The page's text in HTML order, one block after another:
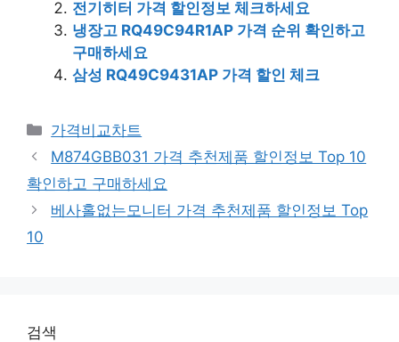
전기히터 가격 할인정보 체크하세요
냉장고 RQ49C94R1AP 가격 순위 확인하고
구매하세요
삼성 RQ49C9431AP 가격 할인 체크
카
테
리
가격비교차트
M874GBB031 가격 추천제품 할인정보 Top 10
확인하고 구매하세요
베사홀없는모니터 가격 추천제품 할인정보 Top
10
검색